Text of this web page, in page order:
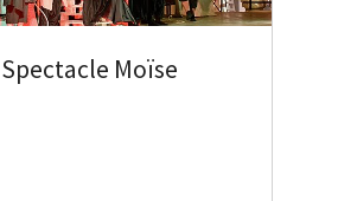
Spectacle Moïse